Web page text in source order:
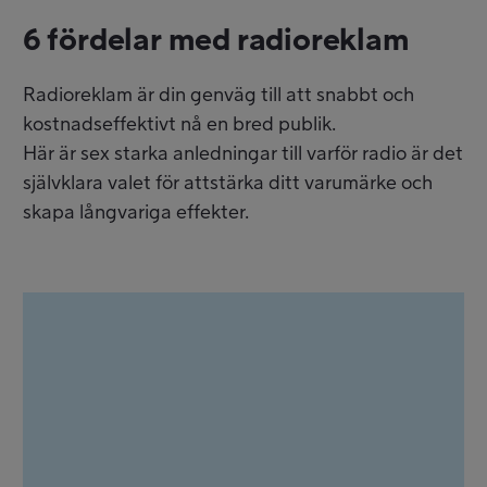
6 fördelar med radioreklam​
Radioreklam är din genväg till att snabbt och
kostnadseffektivt nå en bred publik.
Här är sex starka anledningar till varför radio är det
självklara valet för attstärka ditt varumärke och
skapa långvariga effekter.